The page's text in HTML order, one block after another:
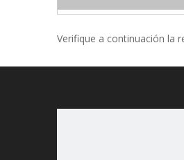
Verifique a continuación la